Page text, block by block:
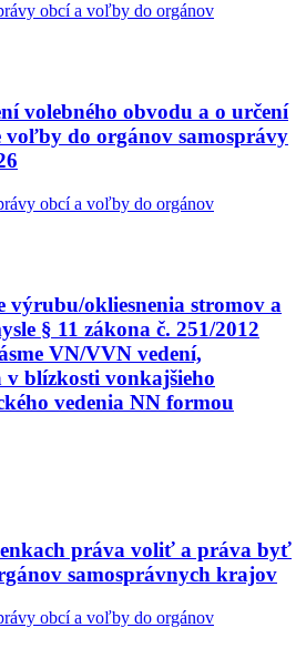
obcí a voľby do orgánov
volebného obvodu a o určení
voľby do orgánov samosprávy
obcí a voľby do orgánov
výrubu/okliesnenia stromov a
§ 11 zákona č. 251/2012
VN/VVN vedení,
v blízkosti vonkajšieho
vedenia NN formou
práva voliť a práva byť
samosprávnych krajov
obcí a voľby do orgánov